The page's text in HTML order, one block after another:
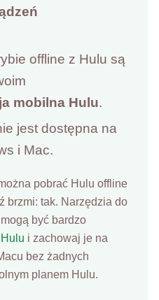
offline z Hulu są
mobilna Hulu.
jest dostępna na
i Mac.
pobrać Hulu offline
brzmi: tak. Narzędzia do
być bardzo
i zachowaj je na
bez żadnych
planem Hulu.